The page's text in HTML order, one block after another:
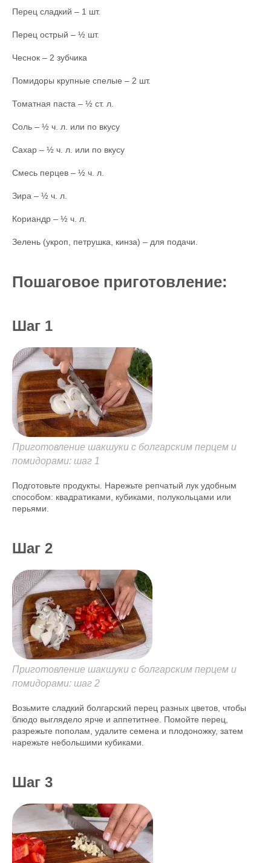
Перец сладкий – 1 шт.
Перец острый – ½ шт.
Чеснок – 2 зубчика
Помидоры крупные спелые – 2 шт.
Томатная паста – ½ ст. л.
Соль – ½ ч. л. или по вкусу
Сахар – ½ ч. л. или по вкусу
Смесь перцев – ½ ч. л.
Зира – ½ ч. л.
Кориандр – ½ ч. л.
Зелень (укроп, петрушка, кинза) – для подачи.
Пошаговое приготовление:
Шаг 1
Приготовление шакшуки с болгарским перцем и
помидорами: шаг 1
Подготовьте продукты. Нарежьте репчатый лук удобным
способом: квадратиками, кубиками, полукольцами или
перьями.
Шаг 2
Приготовление шакшуки с болгарским перцем и
помидорами: шаг 2
Возьмите сладкий болгарский перец разных цветов, чтобы
блюдо выглядело ярче и аппетитнее. Помойте перец,
разрежьте пополам, удалите семена и плодоножку, затем
нарежьте небольшими кубиками.
Шаг 3